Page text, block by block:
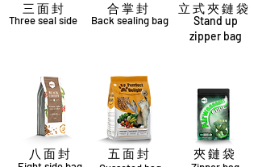
Stand up
zipper bag
立 式 夾 鏈 袋
Back sealing bag
合 掌 封
Three seal side
三 面 封
八 面 封 五 面 封 夾 鏈 袋